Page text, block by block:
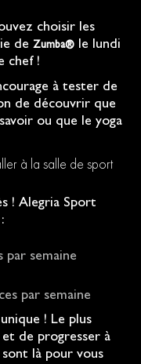
choisir les
de Zumba® le lundi
chef !
à tester de
de découvrir que
ou que le yoga
à la salle de sport
! Alegria Sport
par semaine
par semaine
! Le plus
de progresser à
là pour vous